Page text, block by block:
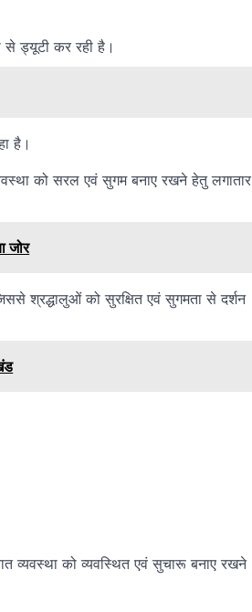
से ड्यूटी कर रही है।
है।
व्यवस्था को सरल एवं सुगम बनाए रखने हेतु लगातार
जोर
श्रद्धालुओं को सुरक्षित एवं सुगमता से दर्शन
व्यवस्था को व्यवस्थित एवं सुचारू बनाए रखने